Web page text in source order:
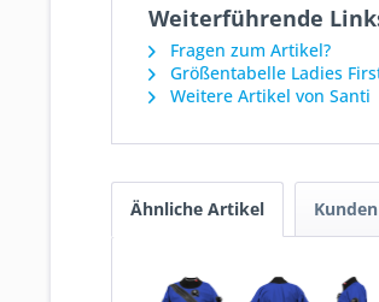
Weiterführende
Fragen zum Artikel?
Größentabelle Ladies
Weitere Artikel von Santi
Ähnliche Artikel